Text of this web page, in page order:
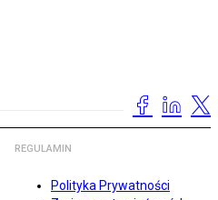
REGULAMIN
Polityka Prywatności